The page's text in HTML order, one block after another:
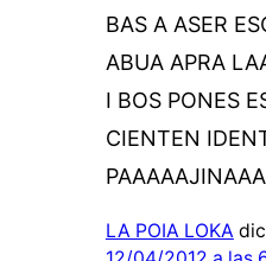
BAS A ASER
ABUA APRA
I BOS PONES
CIENTEN
LA POIA LOKA